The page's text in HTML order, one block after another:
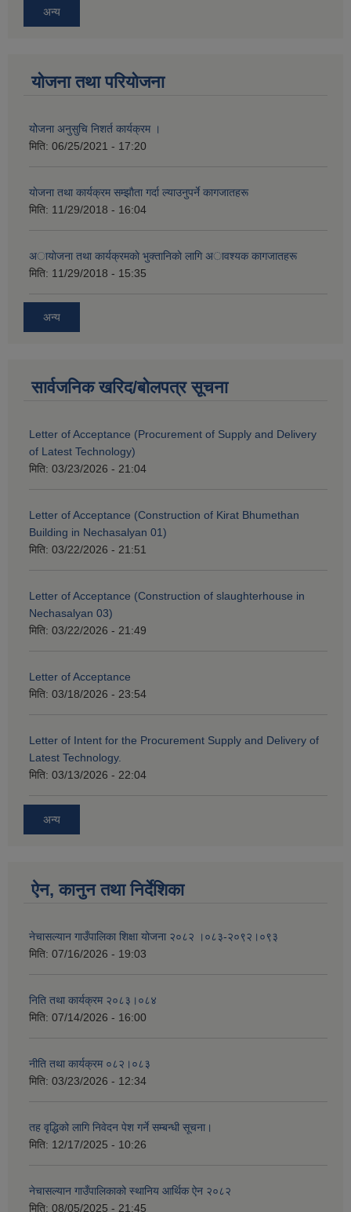
अन्य
योजना तथा परियोजना
योेजना अनुसुचि निशर्त कार्यक्रम ।
मिति: 06/25/2021 - 17:20
याेजना तथा कार्यक्रम सम्झाैता गर्दा ल्याउनुपर्ने कागजातहरू
मिति: 11/29/2018 - 16:04
अायाेजना तथा कार्यक्रमकाे भुक्तानिकाे लागि अावश्यक कागजातहरू
मिति: 11/29/2018 - 15:35
अन्य
सार्वजनिक खरिद/बोलपत्र सूचना
Letter of Acceptance (Procurement of Supply and Delivery
of Latest Technology)
मिति: 03/23/2026 - 21:04
Letter of Acceptance (Construction of Kirat Bhumethan
Building in Nechasalyan 01)
मिति: 03/22/2026 - 21:51
Letter of Acceptance (Construction of slaughterhouse in
Nechasalyan 03)
मिति: 03/22/2026 - 21:49
Letter of Acceptance
मिति: 03/18/2026 - 23:54
Letter of Intent for the Procurement Supply and Delivery of
Latest Technology.
मिति: 03/13/2026 - 22:04
अन्य
ऐन, कानुन तथा निर्देशिका
नेचासल्यान गाउँपालिका शिक्षा योजना २०८२ ।०८३-२०९२।०९३
मिति: 07/16/2026 - 19:03
निति तथा कार्यक्रम २०८३।०८४
मिति: 07/14/2026 - 16:00
नीति तथा कार्यक्रम ०८२।०८३
मिति: 03/23/2026 - 12:34
तह वृद्धिको लागि निवेदन पेश गर्ने सम्बन्धी सूचना।
मिति: 12/17/2025 - 10:26
नेचासल्यान गाउँपालिकाको स्थानिय आर्थिक ऐन २०८२
मिति: 08/05/2025 - 21:45